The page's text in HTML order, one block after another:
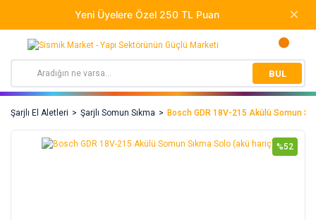
BUL
Şarjlı El Aletleri Şarjlı Somun Sıkma Bosch GDR 18V-215 Akülü Somun
%52